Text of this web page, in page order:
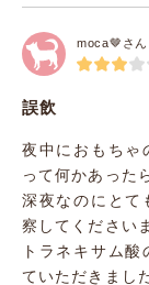
moca🤎さん
誤飲
夜中におもちゃ
って何かあった
深夜なのにとて
察してください
トラネキサム
ていただきまし